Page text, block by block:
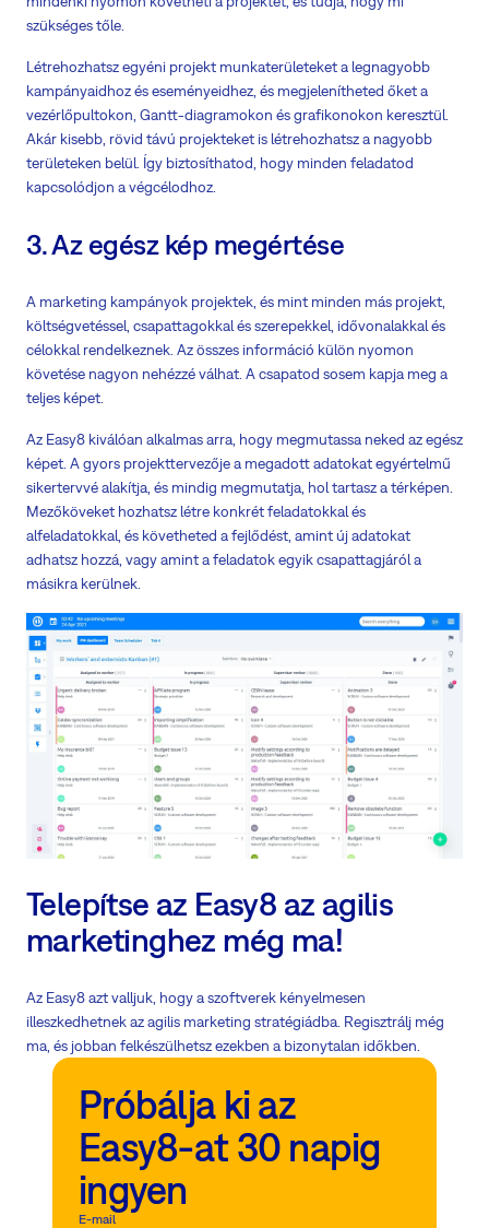
szükséges tőle.
Létrehozhatsz egyéni projekt munkaterületeket a legnagyobb
kampányaidhoz és eseményeidhez, és megjelenítheted őket a
vezérlőpultokon, Gantt-diagramokon és grafikonokon keresztül.
Akár kisebb, rövid távú projekteket is létrehozhatsz a nagyobb
területeken belül. Így biztosíthatod, hogy minden feladatod
kapcsolódjon a végcélodhoz.
3. Az egész kép megértése
A marketing kampányok projektek, és mint minden más projekt,
költségvetéssel, csapattagokkal és szerepekkel, idővonalakkal és
célokkal rendelkeznek. Az összes információ külön nyomon
követése nagyon nehézzé válhat. A csapatod sosem kapja meg a
teljes képet.
Az Easy8 kiválóan alkalmas arra, hogy megmutassa neked az egész
képet. A gyors projekttervezője a megadott adatokat egyértelmű
sikertervvé alakítja, és mindig megmutatja, hol tartasz a térképen.
Mezőköveket hozhatsz létre konkrét feladatokkal és
alfeladatokkal, és követheted a fejlődést, amint új adatokat
adhatsz hozzá, vagy amint a feladatok egyik csapattagjáról a
másikra kerülnek.
Telepítse az Easy8 az agilis
marketinghez még ma!
Az Easy8 azt valljuk, hogy a szoftverek kényelmesen
illeszkedhetnek az agilis marketing stratégiádba. Regisztrálj még
ma, és jobban felkészülhetsz ezekben a bizonytalan időkben.
Próbálja ki az
Easy8-at 30 napig
ingyen
E-mail